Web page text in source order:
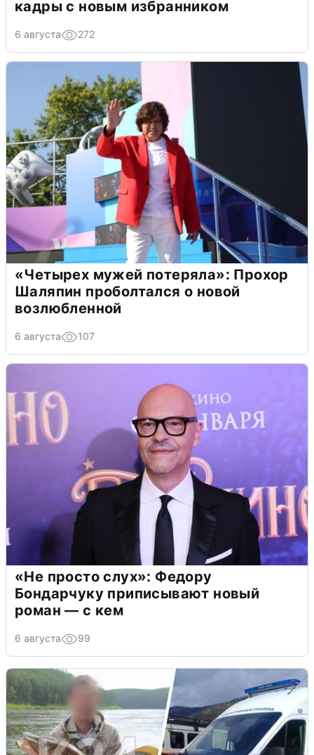
кадры с новым избранником
6 августа 272
«Четырех мужей потеряла»: Прохор
Шаляпин проболтался о новой
возлюбленной
6 августа 107
«Не просто слух»: Федору
Бондарчуку приписывают новый
роман — с кем
6 августа 99